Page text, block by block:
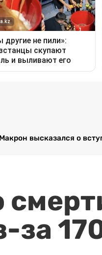
высказался о
за